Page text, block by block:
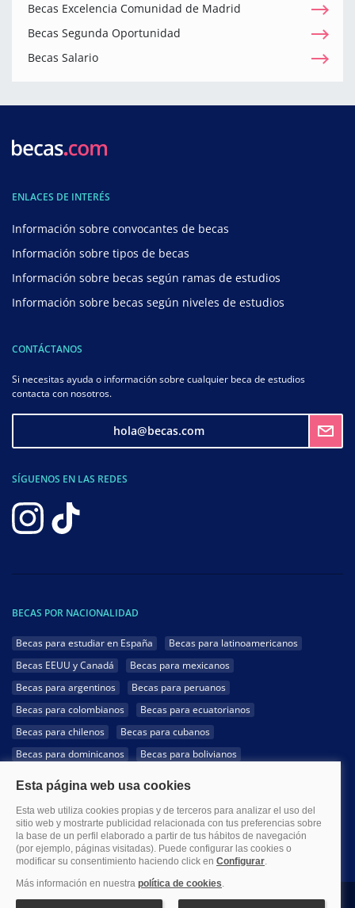
Becas Excelencia Comunidad de Madrid
Becas Segunda Oportunidad
Becas Salario
ENLACES DE INTERÉS
Información sobre convocantes de becas
Información sobre tipos de becas
Información sobre becas según ramas de estudios
Información sobre becas según niveles de estudios
CONTÁCTANOS
Si necesitas ayuda o información sobre cualquier beca de estudios
contacta con nosotros.
hola@becas.com
SÍGUENOS EN LAS REDES
BECAS POR NACIONALIDAD
Becas para estudiar en España
Becas para latinoamericanos
Becas EEUU y Canadá
Becas para mexicanos
Becas para argentinos
Becas para peruanos
Becas para colombianos
Becas para ecuatorianos
Becas para chilenos
Becas para cubanos
Becas para dominicanos
Becas para bolivianos
Becas para hondureños
Becas para paraguayos
Becas para uruguayos
Becas para salvadoreños
1999-2026 Becas.com @Todos los derechos reservados